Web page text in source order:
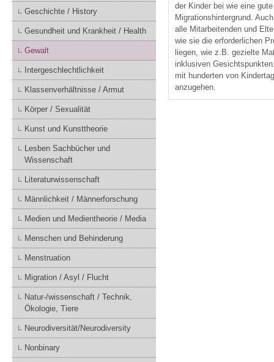
Geschichte / History
Gesundheit und Krankheit / Health
Gewalt
Intergeschlechtlichkeit
Klassenverhältnisse / Armut
Körper / Sexualität
Kunst und Kunsttheorie
Lesben Sachbücher und
Wissenschaft
Literaturwissenschaft
Männlichkeit / Männerforschung
Medien und Medientheorie / Media
Menschen und Behinderung
Menstruation
Migration / Asyl / Flucht
Natur-/wissenschaft / Technik,
Ökologie, Tiere
Neurodiversität/Neurodiversity
Nonbinary
der Kinder bei wie eine
Migrationshintergrund.
alle Mitarbeitenden und
wie sie die erforderlichen
liegen, wie z.B. gezielte
inklusiven
mit hunderten von
anzugehen.